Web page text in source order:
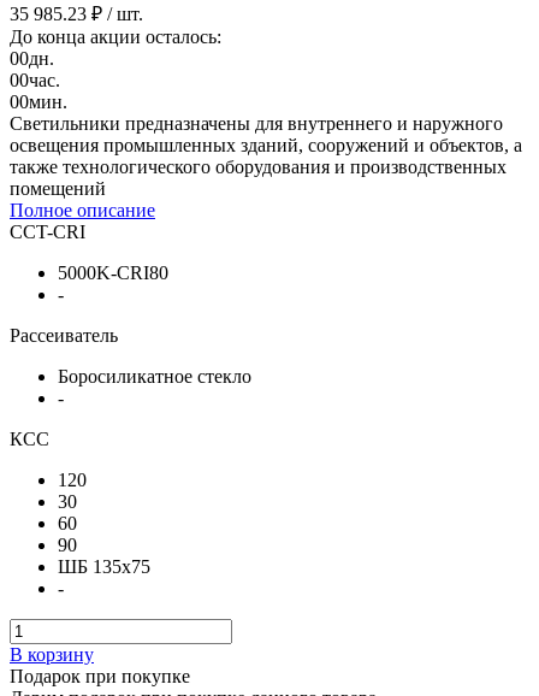
35 985.23 ₽ / шт.
До конца акции осталось:
00дн.
00час.
00мин.
Светильники предназначены для внутреннего и наружного
освещения промышленных зданий, сооружений и объектов, а
также технологического оборудования и производственных
помещений
Полное описание
CCT-CRI
5000K-CRI80
-
Рассеиватель
Боросиликатное стекло
-
КСС
120
30
60
90
ШБ 135x75
-
В корзину
Подарок при покупке